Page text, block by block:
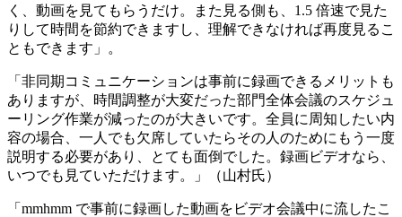
く、動画を見てもらうだけ。また見る側も、1.5 倍速で見た
りして時間を節約できますし、理解できなければ再度見るこ
ともできます」。
「非同期コミュニケーションは事前に録画できるメリットも
ありますが、時間調整が大変だった部門全体会議のスケジュ
ーリング作業が減ったのが大きいです。全員に周知したい内
容の場合、一人でも欠席していたらその人のためにもう一度
説明する必要があり、とても面倒でした。録画ビデオなら、
いつでも見ていただけます。」（山村氏）
「mmhmm で事前に録画した動画をビデオ会議中に流したこ